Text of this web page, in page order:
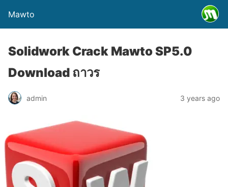
Mawto
Solidwork Crack Mawto SP5.0
Download ถาวร
admin 3 years ago